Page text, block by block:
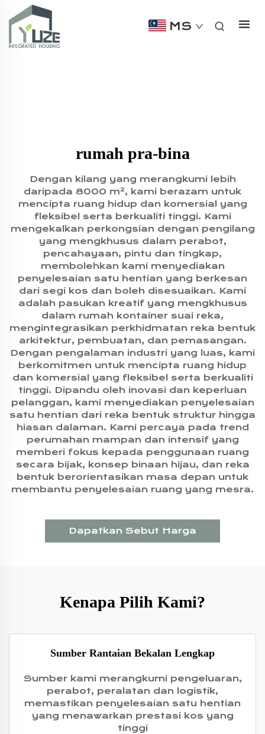
MS
rumah pra-bina
Dengan kilang yang merangkumi lebih
daripada 8000 m², kami berazam untuk
mencipta ruang hidup dan komersial yang
fleksibel serta berkualiti tinggi. Kami
mengekalkan perkongsian dengan pengilang
yang mengkhusus dalam perabot,
pencahayaan, pintu dan tingkap,
membolehkan kami menyediakan
penyelesaian satu hentian yang berkesan
dari segi kos dan boleh disesuaikan. Kami
adalah pasukan kreatif yang mengkhusus
dalam rumah kontainer suai reka,
mengintegrasikan perkhidmatan reka bentuk
arkitektur, pembuatan, dan pemasangan.
Dengan pengalaman industri yang luas, kami
berkomitmen untuk mencipta ruang hidup
dan komersial yang fleksibel serta berkualiti
tinggi. Dipandu oleh inovasi dan keperluan
pelanggan, kami menyediakan penyelesaian
satu hentian dari reka bentuk struktur hingga
hiasan dalaman. Kami percaya pada trend
perumahan mampan dan intensif yang
memberi fokus kepada penggunaan ruang
secara bijak, konsep binaan hijau, dan reka
bentuk berorientasikan masa depan untuk
membantu penyelesaian ruang yang mesra.
Dapatkan Sebut Harga
Kenapa Pilih Kami?
Sumber Rantaian Bekalan Lengkap
Sumber kami merangkumi pengeluaran,
perabot, peralatan dan logistik,
memastikan penyelesaian satu hentian
yang menawarkan prestasi kos yang
tinggi